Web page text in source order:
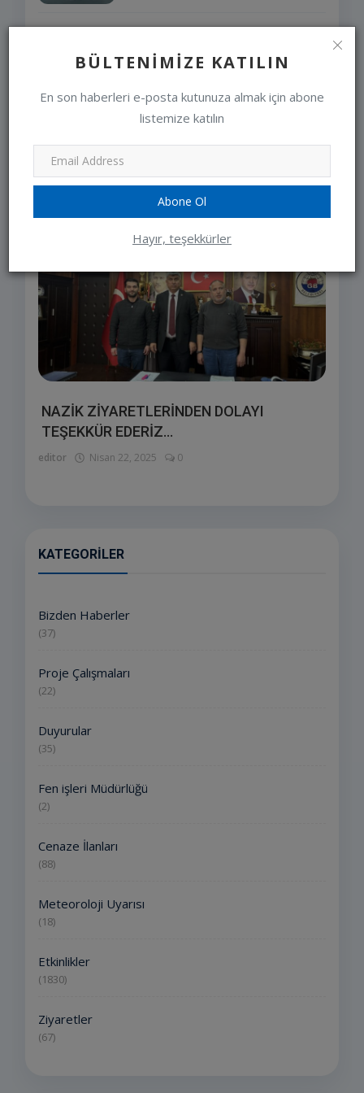
BÜLTENIMIZE KATILIN
En son haberleri e-posta kutunuza almak için abone
listemize katılın
Abone Ol
Hayır, teşekkürler
ÇALIŞTIRMADAN ÖNCE KAPUTA
VURUN VE KON...
editor Jan 10, 2024 0
SEÇIMLERIMIZ
NAZİK ZİYARETLERİNDEN DOLAYI
TEŞEKKÜR EDERİZ...
editor Nisan 22, 2025 0
KATEGORILER
Bizden Haberler
(37)
Proje Çalışmaları
(22)
Duyurular
(35)
Fen işleri Müdürlüğü
(2)
Cenaze İlanları
(88)
Meteoroloji Uyarısı
(18)
Etkinlikler
(1830)
Ziyaretler
(67)